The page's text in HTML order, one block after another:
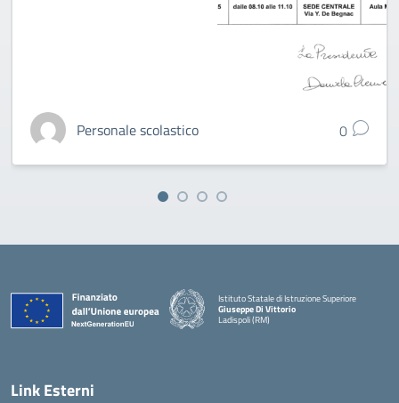
Personale scolastico 0
Istituto Statale di Istruzione Superiore
Giuseppe Di Vittorio
Ladispoli (RM)
Link Esterni